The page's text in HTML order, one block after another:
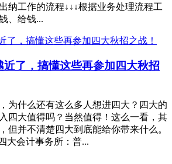
纳工作的流程↓↓↓根据业务处理流程工
、给钱...
近了，搞懂这些再参加四大秋招
为什么还有这么多人想进四大？四大的
四大值得吗？当然值得！这么一看，其
但并不清楚四大到底能给你带来什么。
大会计事务所：普...